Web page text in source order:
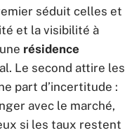
séduit celles et
et la visibilité à
résidence
Le second attire les
part d’incertitude :
avec le marché,
si les taux restent